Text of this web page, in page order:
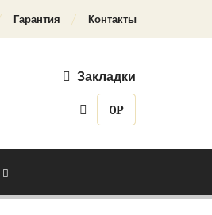
Гарантия Контакты
Закладки
0Р